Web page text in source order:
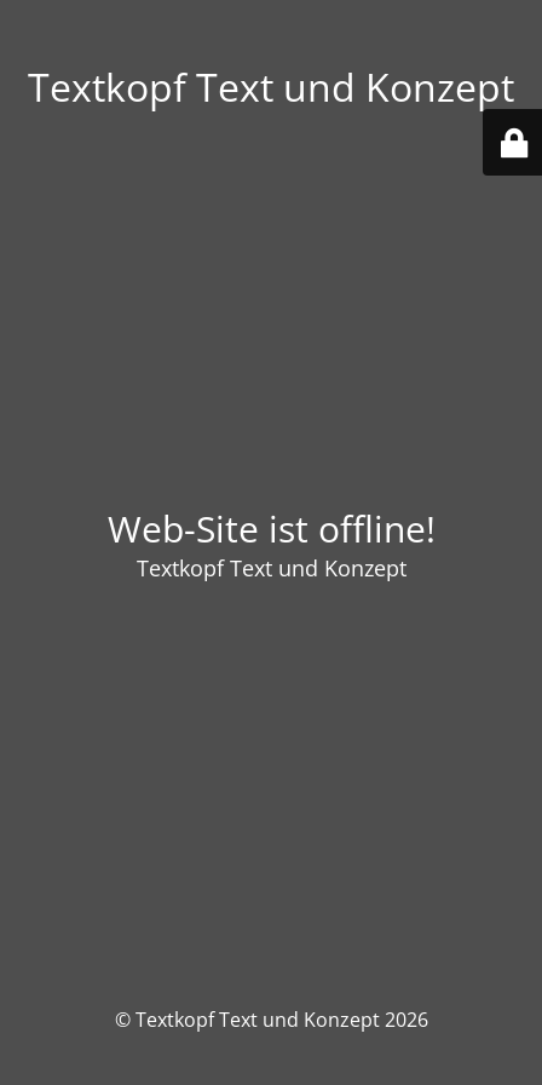
Textkopf Text und Konzept
Web-Site ist offline!
Textkopf Text und Konzept
© Textkopf Text und Konzept 2026